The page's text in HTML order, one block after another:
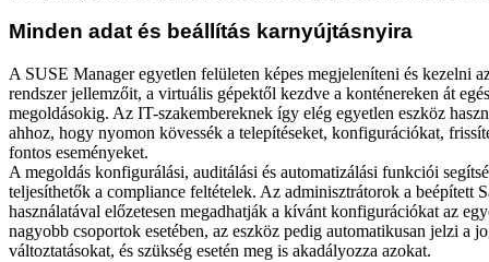
Minden adat és beállítás karnyújtásnyira
A SUSE Manager egyetlen felületen képes megjeleníteni és kezelni
rendszer jellemzőit, a virtuális gépektől kezdve a konténereken át
megoldásokig. Az IT-szakembereknek így elég egyetlen eszköz
ahhoz, hogy nyomon kövessék a telepítéseket, konfigurációkat,
fontos eseményeket.
A megoldás konfigurálási, auditálási és automatizálási funkciói
teljesíthetők a compliance feltételek. Az adminisztrátorok a beépített
használatával előzetesen megadhatják a kívánt konfigurációkat az
nagyobb csoportok esetében, az eszköz pedig automatikusan jelzi a
változtatásokat, és szükség esetén meg is akadályozza azokat.